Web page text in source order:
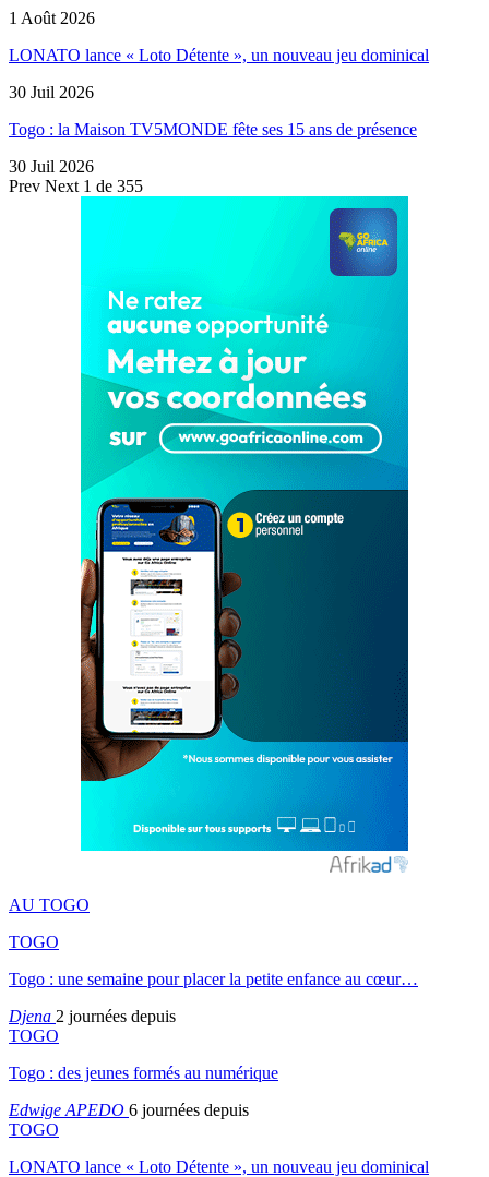
1 Août 2026
LONATO lance « Loto Détente », un nouveau jeu dominical
30 Juil 2026
Togo : la Maison TV5MONDE fête ses 15 ans de présence
30 Juil 2026
Prev Next 1 de 355
AU TOGO
TOGO
Togo : une semaine pour placer la petite enfance au cœur…
Djena 2 journées depuis
TOGO
Togo : des jeunes formés au numérique
Edwige APEDO 6 journées depuis
TOGO
LONATO lance « Loto Détente », un nouveau jeu dominical